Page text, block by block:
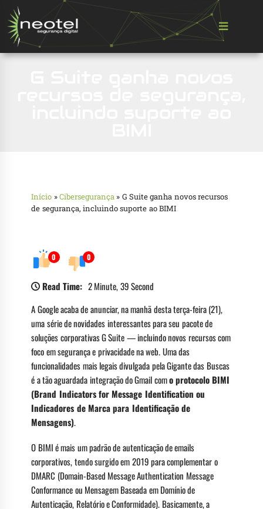
Início »Cibersegurança » G Suite ganha novos recursos
de segurança, incluindo suporte ao BIMI
0 0
Read Time: 2 Minute, 39 Second
A Google acaba de anunciar, na manhã desta terça-feira (21),
uma série de novidades interessantes para seu pacote de
soluções corporativas G Suite — incluindo novos recursos com
foco em segurança e privacidade na web. Uma das
funcionalidades mais legais divulgada pela Gigante das Buscas
é a tão aguardada integração do Gmail como protocolo BIMI
(Brand Indicators for Message Identification ou
Indicadores de Marca para Identificação de
Mensagens).
O BIMI é mais um padrão de autenticação de emails
corporativos, tendo surgido em 2019 para complementar o
DMARC (Domain-Based Message Authentication Message
Conformance ou Mensagem Baseada em Domínio de
Autenticação, Relatório e Conformidade). Basicamente, a